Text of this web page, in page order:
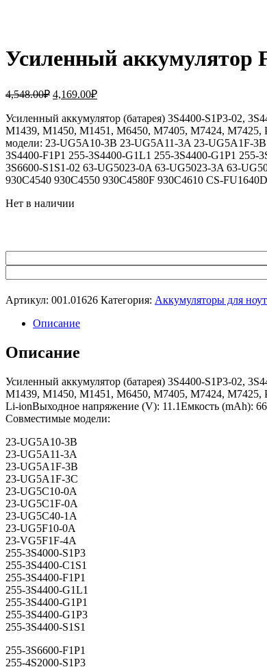
Усиленный аккумулятор
4,548.00₽ Первоначальная
составляла
4,548.00₽.
4,169.00₽Текущая
4,169.00₽.
Усиленный аккумулятор (батарея) 3S4400-S1P3-02,
M1439, M1450, M1451, M6450, M7405, M7424,
модели: 23-UG5A10-3B 23-UG5A11-3A 23-UG5A1F-
3S4400-F1P1 255-3S4400-G1L1 255-3S4400-G1P1 255-
3S6600-S1S1-02 63-UG5023-0A 63-UG5023-3A 63-
930C4540 930C4550 930C4580F 930C4610 CS-
Нет в наличии
Артикул: 001.01626 Категория: Аккумуляторы для
Описание
Описание
Усиленный аккумулятор (батарея) 3S4400-S1P3-02,
M1439, M1450, M1451, M6450, M7405, M7424,
Li-ionВыходное напряжение (V): 11.1Емкость (mAh):
Совместимые модели:
23-UG5A10-3B
23-UG5A11-3A
23-UG5A1F-3B
23-UG5A1F-3C
23-UG5C10-0A
23-UG5C1F-0A
23-UG5C40-1A
23-UG5F10-0A
23-VG5F1F-4A
255-3S4000-S1P3
255-3S4400-C1S1
255-3S4400-F1P1
255-3S4400-G1L1
255-3S4400-G1P1
255-3S4400-G1P3
255-3S4400-S1S1
255-3S6600-F1P1
255-4S2000-S1P3